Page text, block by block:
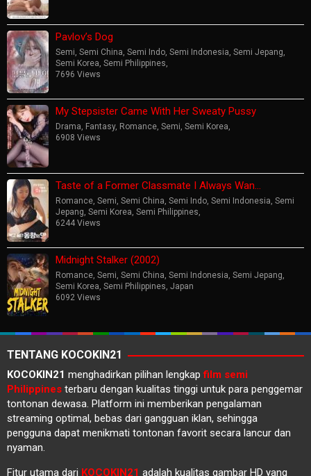
Pavlov’s Dog
Semi, Semi China, Semi Indo, Semi Indonesia, Semi Jepang,
Semi Korea, Semi Philippines,
7696 Views
My Stepsister Came With Her Sweaty Pussy
Drama, Fantasy, Romance, Semi, Semi Korea,
6908 Views
Taste of a Former Classmate I Always Wan…
Romance, Semi, Semi China, Semi Indo, Semi Indonesia, Semi
Jepang, Semi Korea, Semi Philippines,
6244 Views
Midnight Stalker (2002)
Romance, Semi, Semi China, Semi Indonesia, Semi Jepang,
Semi Korea, Semi Philippines, Japan
6092 Views
TENTANG KOCOKIN21
KOCOKIN21 menghadirkan pilihan lengkapfilm semi
Philippines terbaru dengan kualitas tinggi untuk para penggemar
tontonan dewasa. Platform ini memberikan pengalaman
streaming optimal, bebas dari gangguan iklan, sehingga
pengguna dapat menikmati tontonan favorit secara lancur dan
nyaman.
Fitur utama dari KOCOKIN21 adalah kualitas gambar HD yang